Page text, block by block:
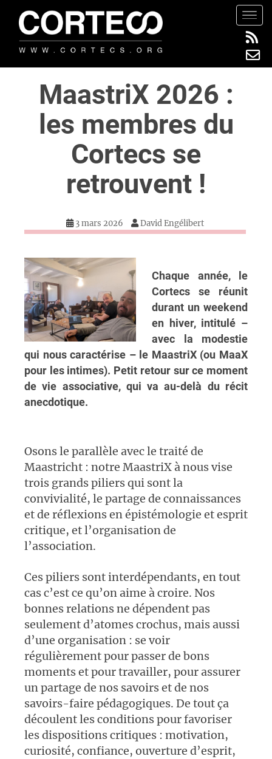
t
MaastriX 2026 :
les membres du
Cortecs se
retrouvent !
3 mars 2026 David Engélibert
Chaque année, le
Cortecs se réunit
durant un weekend
en hiver, intitulé –
avec la modestie
qui nous caractérise – le MaastriX (ou MaaX
pour les intimes). Petit retour sur ce moment
de vie associative, qui va au-delà du récit
anecdotique.
Osons le parallèle avec le traité de
Maastricht : notre MaastriX à nous vise
trois grands piliers qui sont la
convivialité, le partage de connaissances
et de réflexions en épistémologie et esprit
critique, et l’organisation de
l’association.
Ces piliers sont interdépendants, en tout
cas c’est ce qu’on aime à croire. Nos
bonnes relations ne dépendent pas
seulement d’atomes crochus, mais aussi
d’une organisation : se voir
régulièrement pour passer de bons
moments et pour travailler, pour assurer
un partage de nos savoirs et de nos
savoirs-faire pédagogiques. De tout ça
découlent les conditions pour favoriser
les dispositions critiques : motivation,
curiosité, confiance, ouverture d’esprit,